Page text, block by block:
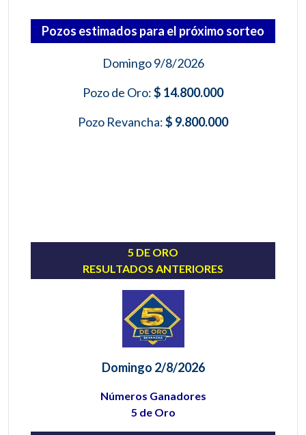
Pozos estimados para el próximo sorteo
Domingo 9/8/2026
Pozo de Oro:$ 14.800.000
Pozo Revancha:$ 9.800.000
5 DE ORO
RESULTADOS ANTERIORES
Domingo 2/8/2026
Números Ganadores
5 de Oro